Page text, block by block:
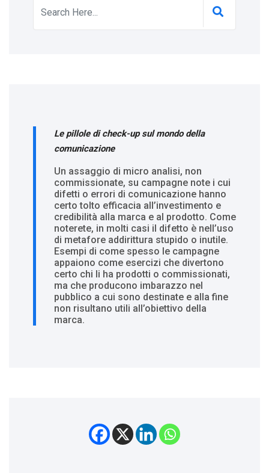
Le pillole di check-up sul mondo della
comunicazione
Un assaggio di micro analisi, non
commissionate, su campagne note i cui
difetti o errori di comunicazione hanno
certo tolto efficacia all’investimento e
credibilità alla marca e al prodotto. Come
noterete, in molti casi il difetto è nell’uso
di metafore addirittura stupido o inutile.
Esempi di come spesso le campagne
appaiono come esercizi che divertono
certo chi li ha prodotti o commissionati,
ma che producono imbarazzo nel
pubblico a cui sono destinate e alla fine
non risultano utili all’obiettivo della
marca.